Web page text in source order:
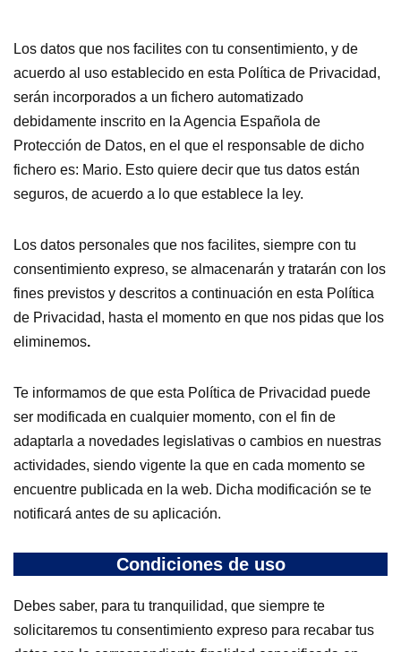
Los datos que nos facilites con tu consentimiento, y de
acuerdo al uso establecido en esta Política de Privacidad,
serán incorporados a un fichero automatizado
debidamente inscrito en la Agencia Española de
Protección de Datos, en el que el responsable de dicho
fichero es: Mario. Esto quiere decir que tus datos están
seguros, de acuerdo a lo que establece la ley.
Los datos personales que nos facilites, siempre con tu
consentimiento expreso, se almacenarán y tratarán con los
fines previstos y descritos a continuación en esta Política
de Privacidad, hasta el momento en que nos pidas que los
eliminemos.
Te informamos de que esta Política de Privacidad puede
ser modificada en cualquier momento, con el fin de
adaptarla a novedades legislativas o cambios en nuestras
actividades, siendo vigente la que en cada momento se
encuentre publicada en la web. Dicha modificación se te
notificará antes de su aplicación.
Condiciones de uso
Debes saber, para tu tranquilidad, que siempre te
solicitaremos tu consentimiento expreso para recabar tus